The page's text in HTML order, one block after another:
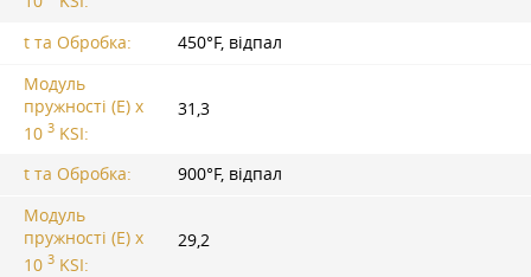
t та Обробка:
450°F, відпал
Модуль
пружності (Е) х
10 3 KSI:
31,3
t та Обробка:
900°F, відпал
Модуль
пружності (Е) х
10 3 KSI:
29,2